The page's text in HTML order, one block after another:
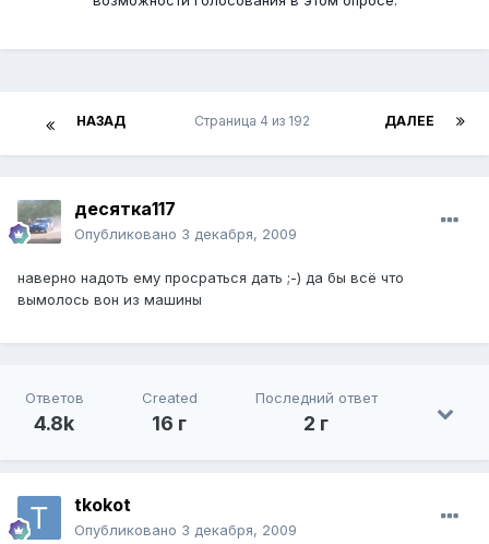
НАЗАД ДАЛЕЕ
Страница 4 из 192
десятка117
Опубликовано 3 декабря, 2009
наверно надоть ему просраться дать ;-) да бы всё что
вымолось вон из машины
Ответов
4.8k
Created
16 г
Последний ответ
2 г
tkokot
Опубликовано 3 декабря, 2009